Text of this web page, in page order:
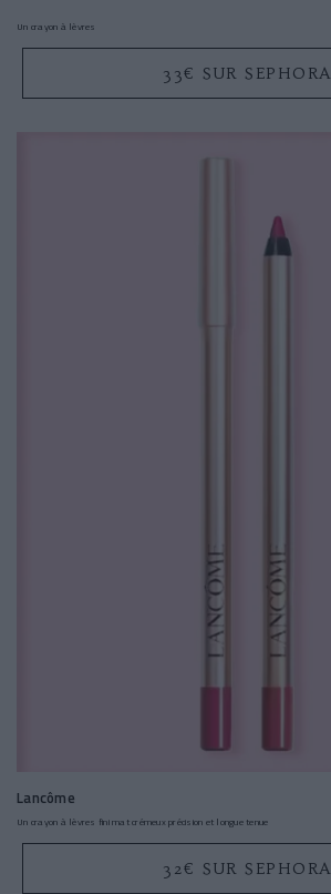
Un crayon à lèvres
33€ SUR SEPHORA
Lancôme
Un crayon à lèvres fini mat crémeux précision et longue tenue
32€ SUR SEPHORA